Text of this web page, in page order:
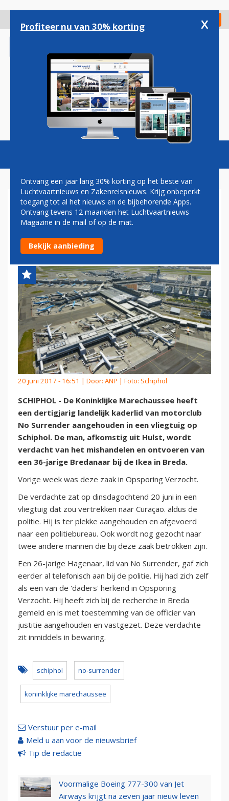
gaan
Check in
Magazine Podcasts Vacatures
NO SURRENDER-LID
OPGEPAKT IN VLIEGTUIG OP
SCHIPHOL
20 juni 2017 - 16:51 | Door: ANP | Foto: Schiphol
SCHIPHOL - De Koninklijke Marechaussee heeft
een dertigjarig landelijk kaderlid van motorclub
No Surrender aangehouden in een vliegtuig op
Schiphol. De man, afkomstig uit Hulst, wordt
verdacht van het mishandelen en ontvoeren van
een 36-jarige Bredanaar bij de Ikea in Breda.
Vorige week was deze zaak in Opsporing Verzocht.
De verdachte zat op dinsdagochtend 20 juni in een
vliegtuig dat zou vertrekken naar Curaçao. aldus de
politie. Hij is ter plekke aangehouden en afgevoerd
naar een politiebureau. Ook wordt nog gezocht naar
twee andere mannen die bij deze zaak betrokken zijn.
Een 26-jarige Hagenaar, lid van No Surrender, gaf zich
eerder al telefonisch aan bij de politie. Hij had zich zelf
als een van de 'daders' herkend in Opsporing
Verzocht. Hij heeft zich bij de recherche in Breda
gemeld en is met toestemming van de officier van
justitie aangehouden en vastgezet. Deze verdachte
zit inmiddels in bewaring.
schiphol no-surrender
koninklijke marechaussee
Verstuur per e-mail
Meld u aan voor de nieuwsbrief
Tip de redactie
Voormalige Boeing 777-300 van Jet
Airways krijgt na zeven jaar nieuw leven
Profiteer nu van 30% korting x
Ontvang een jaar lang 30% korting op het beste van
Luchtvaartnieuws en Zakenreisnieuws. Krijg onbeperkt
toegang tot al het nieuws en de bijbehorende Apps.
Ontvang tevens 12 maanden het Luchtvaartnieuws
Magazine in de mail of op de mat.
Bekijk aanbieding